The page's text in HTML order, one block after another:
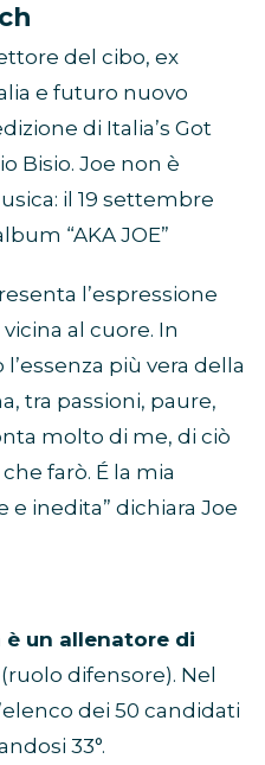
del cibo, ex
e futuro nuovo
di Italia’s Got
Bisio. Joe non è
il 19 settembre
“AKA JOE”
l’espressione
al cuore. In
più vera della
tra passioni, paure,
molto di me, di ciò
farò. É la mia
e inedita” dichiara Joe
è un allenatore di
(ruolo difensore). Nel
dei 50 candidati
33°.